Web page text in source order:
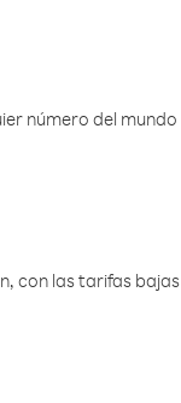
número del mundo
con las tarifas bajas